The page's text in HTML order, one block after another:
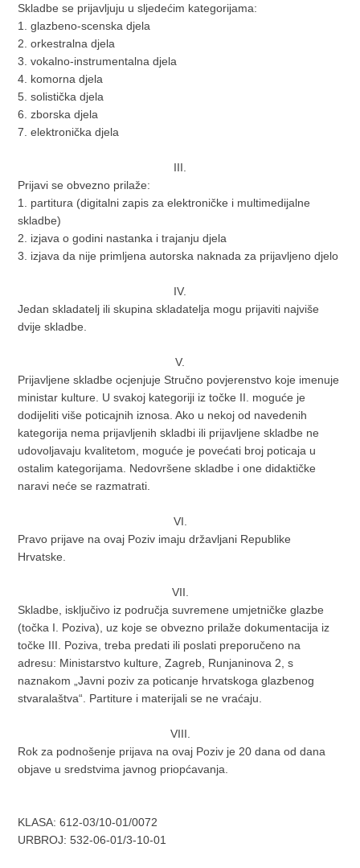
Skladbe se prijavljuju u sljedećim kategorijama:
1. glazbeno-scenska djela
2. orkestralna djela
3. vokalno-instrumentalna djela
4. komorna djela
5. solistička djela
6. zborska djela
7. elektronička djela
III.
Prijavi se obvezno prilaže:
1. partitura (digitalni zapis za elektroničke i multimedijalne
skladbe)
2. izjava o godini nastanka i trajanju djela
3. izjava da nije primljena autorska naknada za prijavljeno djelo
IV.
Jedan skladatelj ili skupina skladatelja mogu prijaviti najviše
dvije skladbe.
V.
Prijavljene skladbe ocjenjuje Stručno povjerenstvo koje imenuje
ministar kulture. U svakoj kategoriji iz točke II. moguće je
dodijeliti više poticajnih iznosa. Ako u nekoj od navedenih
kategorija nema prijavljenih skladbi ili prijavljene skladbe ne
udovoljavaju kvalitetom, moguće je povećati broj poticaja u
ostalim kategorijama. Nedovršene skladbe i one didaktičke
naravi neće se razmatrati.
VI.
Pravo prijave na ovaj Poziv imaju državljani Republike
Hrvatske.
VII.
Skladbe, isključivo iz područja suvremene umjetničke glazbe
(točka I. Poziva), uz koje se obvezno prilaže dokumentacija iz
točke III. Poziva, treba predati ili poslati preporučeno na
adresu: Ministarstvo kulture, Zagreb, Runjaninova 2, s
naznakom „Javni poziv za poticanje hrvatskoga glazbenog
stvaralaštva“. Partiture i materijali se ne vraćaju.
VIII.
Rok za podnošenje prijava na ovaj Poziv je 20 dana od dana
objave u sredstvima javnog priopćavanja.
KLASA: 612-03/10-01/0072
URBROJ: 532-06-01/3-10-01